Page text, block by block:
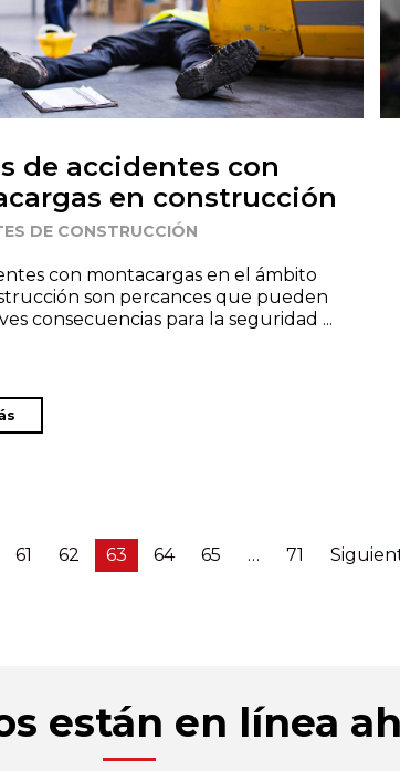
de accidentes con
en construcción
DE CONSTRUCCIÓN
con montacargas en el ámbito
son percances que pueden
consecuencias para la seguridad ...
61 62 63 64 65 … 71
están en línea